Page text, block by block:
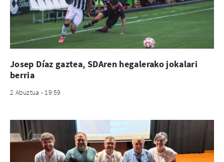
Josep Díaz gaztea, SDAren hegalerako jokalari
berria
2 Abuztua - 19:59